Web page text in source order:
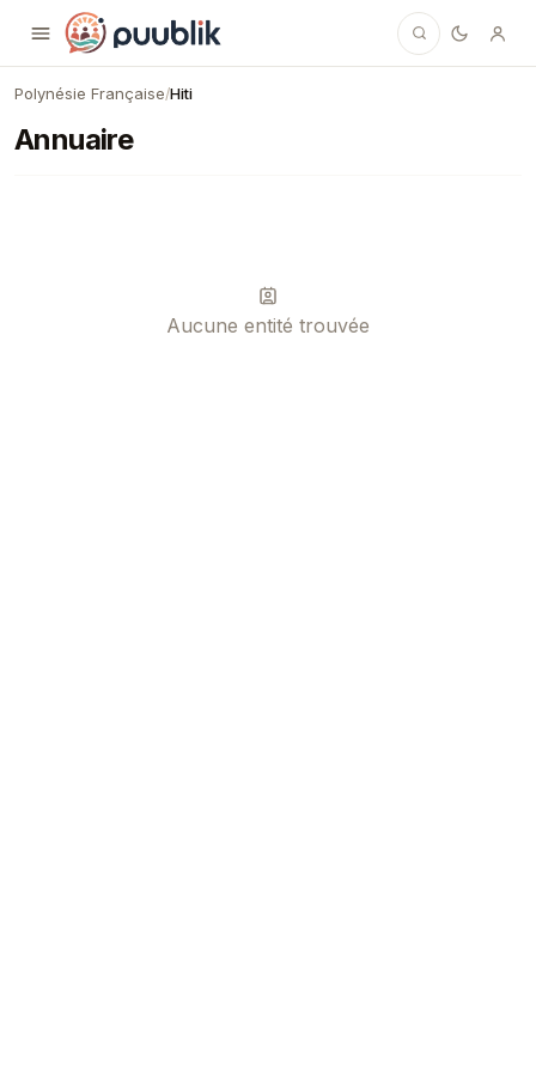
Puublik
Polynésie Française/Hiti
Annuaire
Aucune entité trouvée